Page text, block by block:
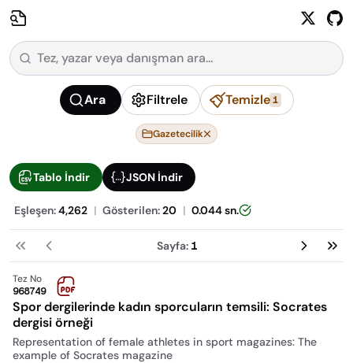
Ara Filtrele Temizle 1
Gazetecilik
Tablo İndir JSON İndir
Eşleşen:4,262 | Gösterilen:20 | 0.044sn.
İlk Önceki Sayfa: 1 Sonraki
Tez No
968749
Spor dergilerinde kadın sporcuların temsili: Socrates
dergisi örneği
Representation of female athletes in sport magazines: The
example of Socrates magazine